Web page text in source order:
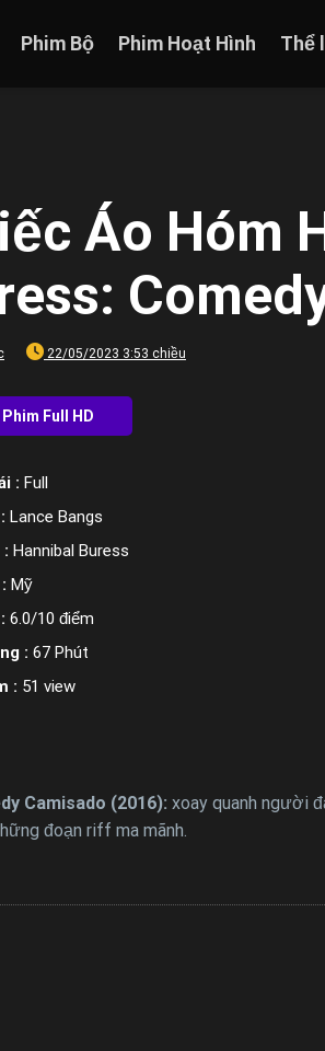
Phim Bộ Phim Hoạt Hình Thể
Áo Hóm
22/05/2023 3:53 chiều
: Full
Lance Bangs
: Hannibal Buress
Mỹ
6.0/10 điểm
: 67 Phút
: 51 view
Camisado (2016): xoay quanh người
đoạn riff ma mãnh.